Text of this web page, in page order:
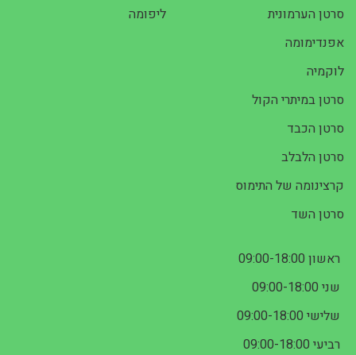
סרטן הערמונית
ליפומה
אפנדימומה
לוקמיה
סרטן במיתרי הקול
סרטן הכבד
סרטן הלבלב
קרצינומה של התימוס
סרטן השד
ראשון 09:00-18:00
שני 09:00-18:00
שלישי 09:00-18:00
רביעי 09:00-18:00